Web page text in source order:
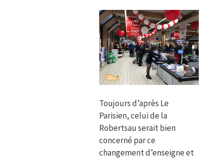
Toujours d’après Le
Parisien, celui de la
Robertsau serait bien
concerné par ce
changement d’enseigne et